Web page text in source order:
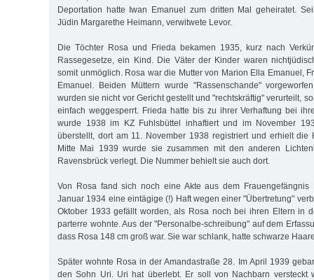
Deportation hatte Iwan Emanuel zum dritten Mal geheiratet.
Jüdin Margarethe Heimann, verwitwete Levor.
Die Töchter Rosa und Frieda bekamen 1935, kurz nach
Rassegesetze, ein Kind. Die Väter der Kinder waren
somit unmöglich. Rosa war die Mutter von Marion Ella Emanuel,
Emanuel. Beiden Müttern wurde "Rassenschande"
wurden sie nicht vor Gericht gestellt und "rechtskräftig" verurteilt,
einfach weggesperrt. Frieda hatte bis zu ihrer Verhaftung bei
wurde 1938 im KZ Fuhlsbüttel inhaftiert und im November
überstellt, dort am 11. November 1938 registriert und erhielt die
Mitte Mai 1939 wurde sie zusammen mit den anderen
Ravensbrück ver­­legt. Die Nummer behielt sie auch dort.
Von Rosa fand sich noch eine Akte aus dem Frauengefängnis
Januar 1934 eine eintägige (!) Haft wegen einer "Übertretung"
Oktober 1933 gefällt worden, als Rosa noch bei ihren Eltern in
parterre wohnte. Aus der "Personalbe-schreibung" auf dem
dass Rosa 148 cm groß war. Sie war schlank, hatte schwarze
Später wohnte Rosa in der Amandastraße 28. Im April 1939
den Sohn Uri. Uri hat überlebt. Er soll von Nachbarn versteckt